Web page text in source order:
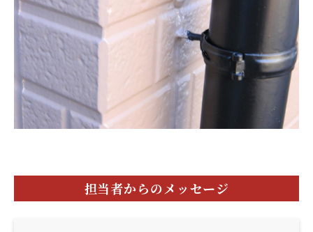
担当者からのメッセージ